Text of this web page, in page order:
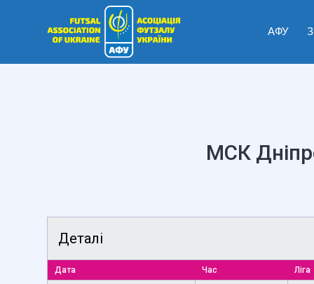
АФУ
МСК
Деталі
Дата Час Ліга